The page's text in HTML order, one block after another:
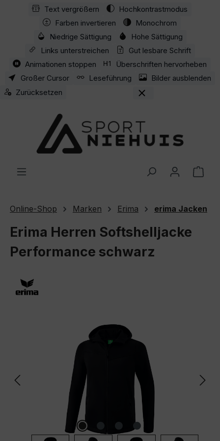
Zum Hauptinhalt springen
Text vergrößern
Hochkontrastmodus
Farben invertieren
Monochrom
Niedrige Sättigung
Hohe Sättigung
Links unterstreichen
Gut lesbare Schrift
Animationen stoppen
Überschriften hervorheben
Großer Cursor
Leseführung
Bilder ausblenden
Zurücksetzen
Online-Shop Marken Erima erima Jacken
Erima Herren Softshelljacke
Performance schwarz
Bildergalerie überspringen